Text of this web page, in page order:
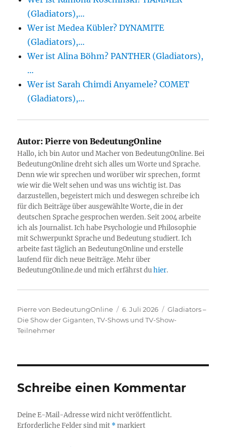
(Gladiators),…
Wer ist Medea Kübler? DYNAMITE
(Gladiators),…
Wer ist Alina Böhm? PANTHER (Gladiators),
…
Wer ist Sarah Chimdi Anyamele? COMET
(Gladiators),…
Autor: Pierre von BedeutungOnline
Hallo, ich bin Autor und Macher von BedeutungOnline. Bei
BedeutungOnline dreht sich alles um Worte und Sprache.
Denn wie wir sprechen und worüber wir sprechen, formt
wie wir die Welt sehen und was uns wichtig ist. Das
darzustellen, begeistert mich und deswegen schreibe ich
für dich Beiträge über ausgewählte Worte, die in der
deutschen Sprache gesprochen werden. Seit 2004 arbeite
ich als Journalist. Ich habe Psychologie und Philosophie
mit Schwerpunkt Sprache und Bedeutung studiert. Ich
arbeite fast täglich an BedeutungOnline und erstelle
laufend für dich neue Beiträge. Mehr über
BedeutungOnline.de und mich erfährst duhier.
Autor
Pierre von BedeutungOnline
Veröffentlicht
am
6. Juli 2026 Kategorien
Gladiators –
Die Show der Giganten ,TV-Shows und TV-Show-
Teilnehmer
Schreibe einen Kommentar
Deine E-Mail-Adresse wird nicht veröffentlicht.
Erforderliche Felder sind mit *markiert